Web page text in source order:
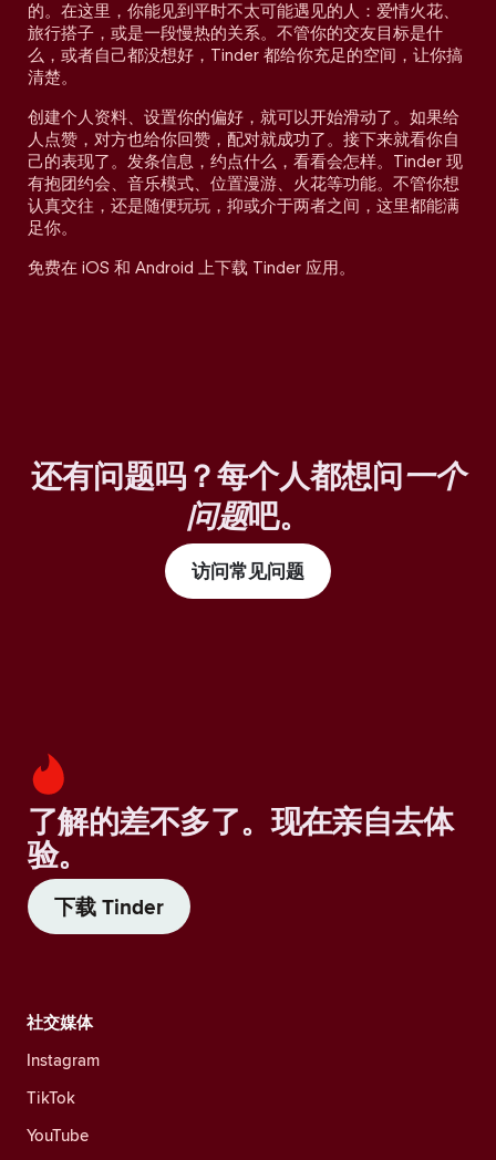
的。在这里，你能见到平时不太可能遇见的人：爱情火花、
旅行搭子，或是一段慢热的关系。不管你的交友目标是什
么，或者自己都没想好，Tinder 都给你充足的空间，让你搞
清楚。
创建个人资料、设置你的偏好，就可以开始滑动了。如果给
人点赞，对方也给你回赞，配对就成功了。接下来就看你自
己的表现了。发条信息，约点什么，看看会怎样。Tinder 现
有抱团约会、音乐模式、位置漫游、火花等功能。不管你想
认真交往，还是随便玩玩，抑或介于两者之间，这里都能满
足你。
免费在 iOS 和 Android 上下载 Tinder 应用。
还有问题吗？每个人都想问一个
问题吧。
访问常见问题
了解的差不多了。现在亲自去体
验。
下载 Tinder
社交媒体
Instagram
TikTok
YouTube